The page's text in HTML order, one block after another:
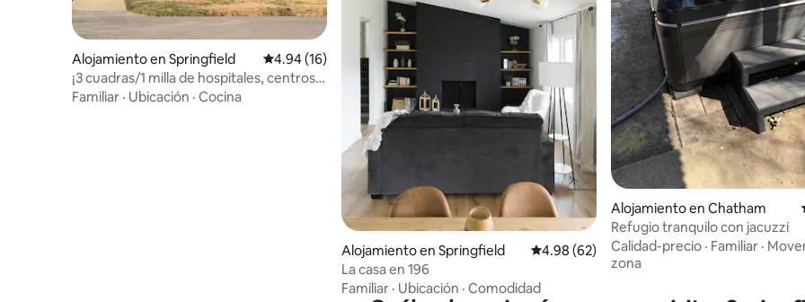
Alojamiento en Springfield Calificación promedio: 4.94 de 5, 16 reseñas
4.94 (16)
¡3 cuadras/1 milla de hospitales, centros,
deportes y tiendas!
Familiar · Ubicación · Cocina
Alojamiento en Springfield Calificación promedio: 4.98 de 5, 62 reseñas
4.98 (62)
La casa en 196
Familiar · Ubicación · Comodidad
Alojamiento en Chatham
Refugio tranquilo con jacuzzi
Calidad-precio · Familiar ·
zona